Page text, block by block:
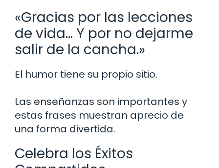
«Gracias por las lecciones
de vida… Y por no dejarme
salir de la cancha.»
El humor tiene su propio sitio.
Las enseñanzas son importantes y
estas frases muestran aprecio de
una forma divertida.
Celebra los Éxitos